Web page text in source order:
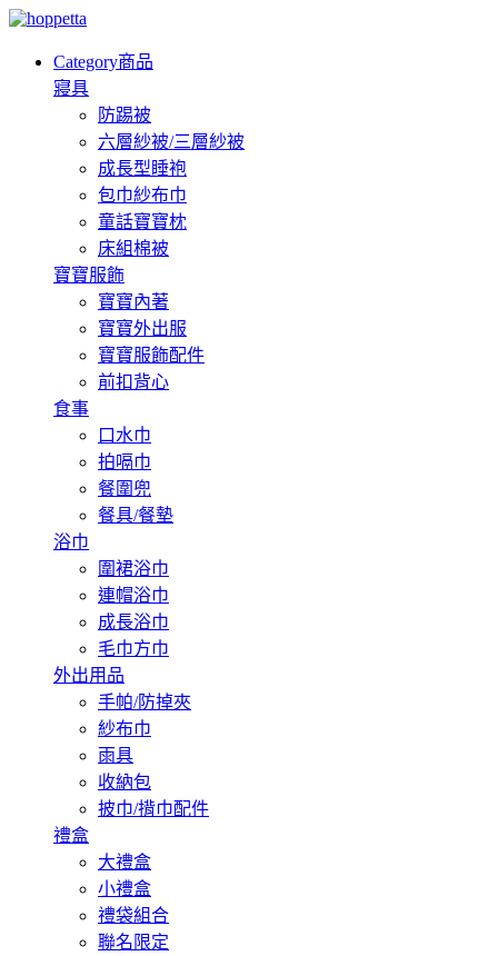
Category商品
寢具
防踢被
六層紗被/三層紗被
成長型睡袍
包巾紗布巾
童話寶寶枕
床組棉被
寶寶服飾
寶寶內著
寶寶外出服
寶寶服飾配件
前扣背心
食事
口水巾
拍嗝巾
餐圍兜
餐具/餐墊
浴巾
圍裙浴巾
連帽浴巾
成長浴巾
毛巾方巾
外出用品
手帕/防掉夾
紗布巾
雨具
收納包
披巾/揹巾配件
禮盒
大禮盒
小禮盒
禮袋組合
聯名限定